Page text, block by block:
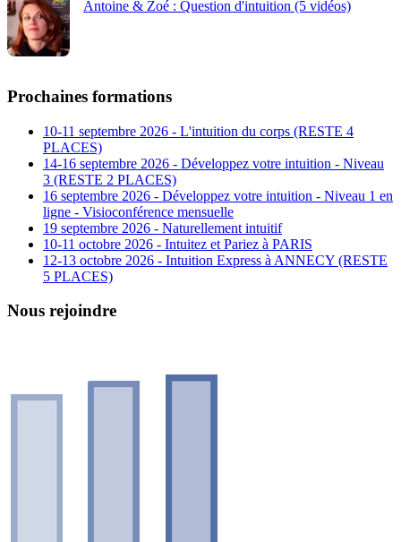
Antoine & Zoé : Question d'intuition (5 vidéos)
Prochaines formations
10-11 septembre 2026 - L'intuition du corps (RESTE 4
PLACES)
14-16 septembre 2026 - Développez votre intuition - Niveau
3 (RESTE 2 PLACES)
16 septembre 2026 - Développez votre intuition - Niveau 1 en
ligne - Visioconférence mensuelle
19 septembre 2026 - Naturellement intuitif
10-11 octobre 2026 - Intuitez et Pariez à PARIS
12-13 octobre 2026 - Intuition Express à ANNECY (RESTE
5 PLACES)
Nous rejoindre